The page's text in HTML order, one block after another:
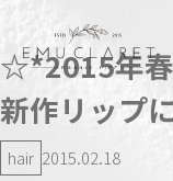
☆*2015年春
新作リップ
hair 2015.02.18